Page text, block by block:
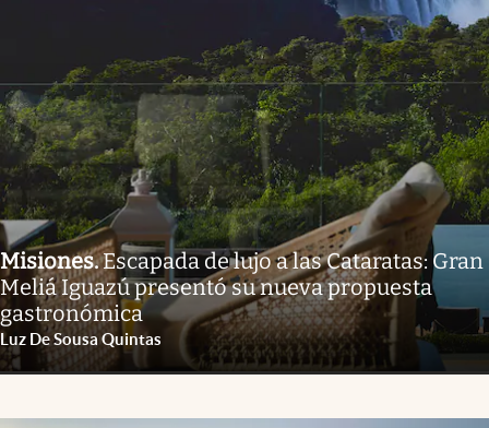
Misiones.Escapada de lujo a las Cataratas: Gran
Meliá Iguazú presentó su nueva propuesta
gastronómica
Luz De Sousa Quintas